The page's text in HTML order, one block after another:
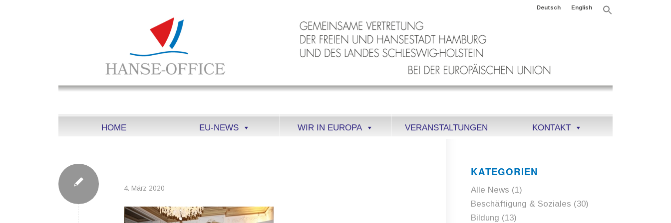
Deutsch English
HOME EU-NEWS WIR IN EUROPA VERANSTALTUNGEN KONTAKT
4. März 2020
KATEGORIEN
Alle News (1)
Beschäftigung & Soziales (30)
Bildung (13)